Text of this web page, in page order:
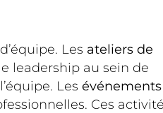
Les ateliers de
leadership au sein de
Les événements
Ces